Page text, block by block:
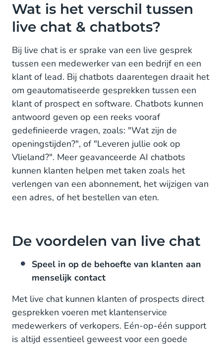
Wat is het verschil tussen
live chat & chatbots?
Bij live chat is er sprake van een live gesprek
tussen een medewerker van een bedrijf en een
klant of lead. Bij chatbots daarentegen draait het
om geautomatiseerde gesprekken tussen een
klant of prospect en software. Chatbots kunnen
antwoord geven op een reeks vooraf
gedefinieerde vragen, zoals: "Wat zijn de
openingstijden?", of "Leveren jullie ook op
Vlieland?". Meer geavanceerde AI chatbots
kunnen klanten helpen met taken zoals het
verlengen van een abonnement, het wijzigen van
een adres, of het bestellen van eten.
De voordelen van live chat
Speel in op de behoefte van klanten aan
menselijk contact
Met live chat kunnen klanten of prospects direct
gesprekken voeren met klantenservice
medewerkers of verkopers. Eén-op-één support
is altijd essentieel geweest voor een goede